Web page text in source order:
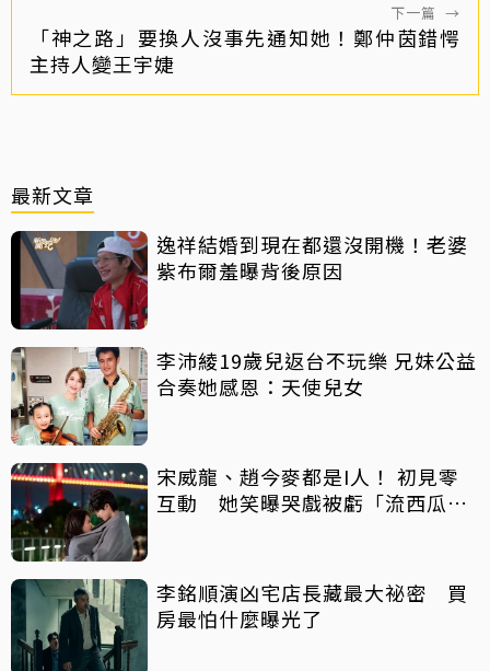
下一篇 →
「神之路」要換人沒事先通知她！鄭仲茵錯愕
主持人變王宇婕
最新文章
逸祥結婚到現在都還沒開機！老婆
紫布爾羞曝背後原因
李沛綾19歲兒返台不玩樂 兄妹公益
合奏她感恩：天使兒女
宋威龍、趙今麥都是I人！ 初見零
互動 她笑曝哭戲被虧「流西瓜
李銘順演凶宅店長藏最大祕密 買
房最怕什麼曝光了